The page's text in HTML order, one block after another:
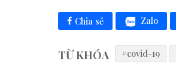
Chia sẻ Zalo
TỪ KHÓA #covid-19